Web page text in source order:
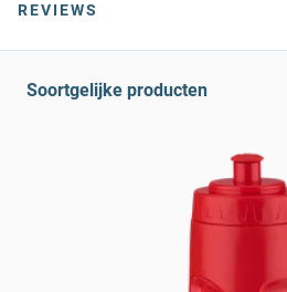
REVIEWS
Soortgelijke producten